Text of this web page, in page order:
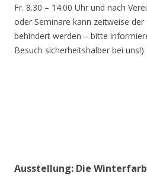
Fr. 8.30 – 14.00 Uhr und nach
oder Seminare kann zeitweise
behindert werden – bitte
Besuch sicherheitshalber bei uns!)
Ausstellung: Die